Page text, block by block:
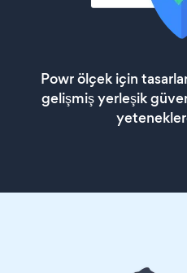
Powr ölçek için
gelişmiş yerleşik